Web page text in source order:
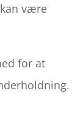
være
for at